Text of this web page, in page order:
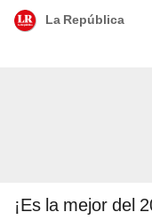
La República
¡Es la mejor del